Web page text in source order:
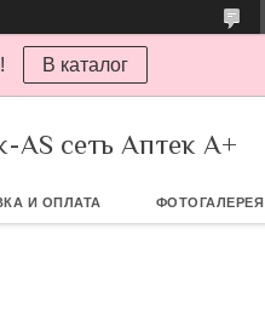
В каталог
сеть Аптек А+
И ОПЛАТА ФОТОГАЛЕРЕЯ